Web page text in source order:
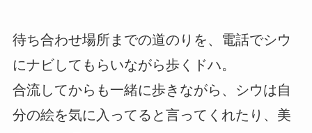
待ち合わせ場所までの道のりを、電話でシウ
にナビしてもらいながら歩くドハ。
合流してからも一緒に歩きながら、シウは自
分の絵を気に入ってると言ってくれたり、美